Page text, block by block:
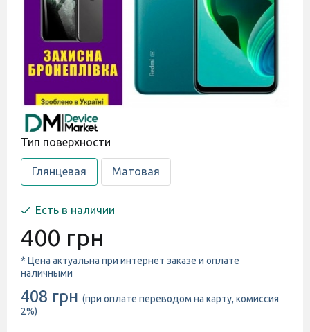
Тип поверхности
Глянцевая Матовая
Есть в наличии
400 грн
* Цена актуальна при интернет заказе и оплате
наличными
408 грн (при оплате переводом на карту, комиссия
2%)